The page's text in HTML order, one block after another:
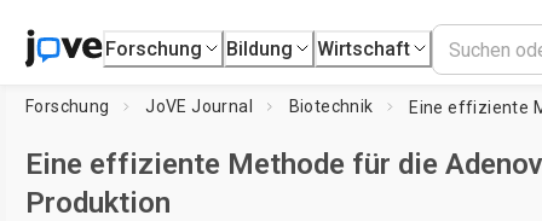
Forschung Bildung Wirtschaft
Forschung JoVE Journal Biotechnik
Eine effiziente Methode für die
Produktion